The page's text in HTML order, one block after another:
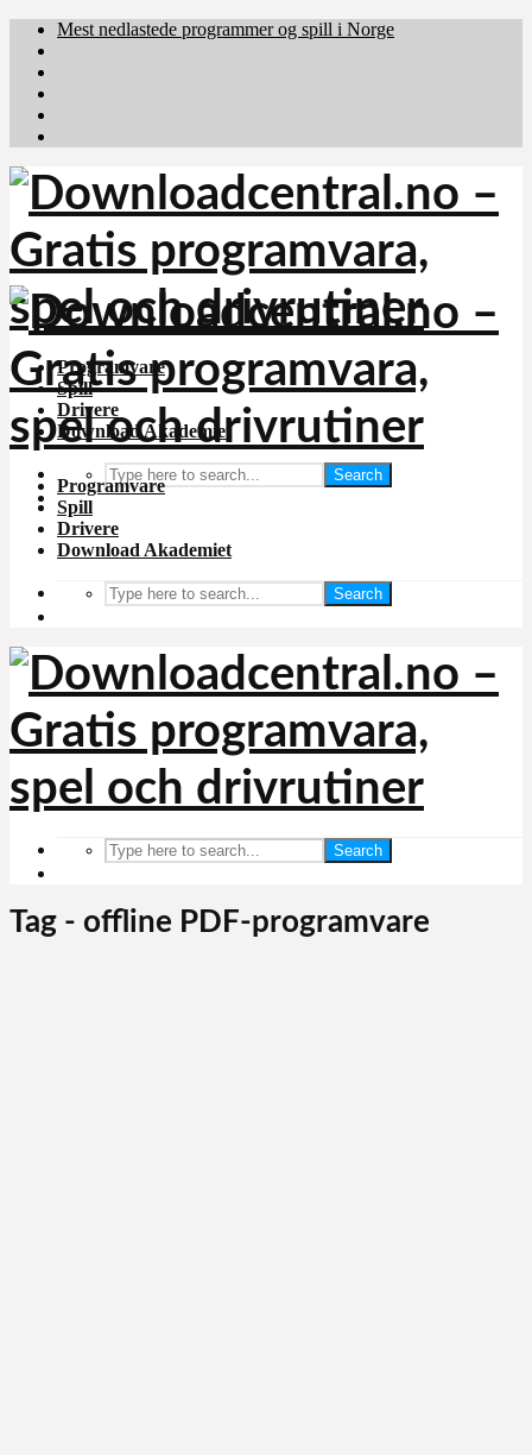
Mest nedlastede programmer og spill i Norge
Programvare
Spill
Drivere
Download Akademiet
Search
Programvare
Spill
Drivere
Download Akademiet
Search
Search
Tag - offline PDF-programvare